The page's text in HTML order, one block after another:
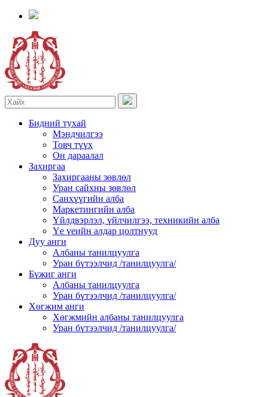
Бидний тухай
Мэндчилгээ
Товч түүх
Он дараалал
Захиргаа
Захиргааны зөвлөл
Уран сайхны зөвлөл
Санхүүгийн алба
Маркетингийн алба
Үйлдвэрлэл, үйлчилгээ, техникийн алба
Үе үеийн алдар цолтнууд
Дуу анги
Албаны танилцуулга
Уран бүтээлчид /танилцуулга/
Бүжиг анги
Албаны танилцуулга
Уран бүтээлчид /танилцуулга/
Хөгжим анги
Хөгжмийн албаны танилцуулга
Уран бүтээлчид /танилцуулга/